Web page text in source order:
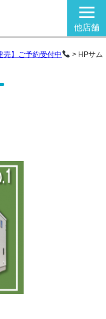
他店舗
売】ご予約受付中 > HPサム